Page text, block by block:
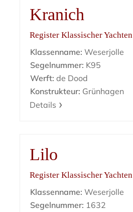
Kranich
Register Klassischer Yachten
Klassenname: Weserjolle
Segelnummer: K95
Werft: de Dood
Konstrukteur: Grünhagen
Details
Lilo
Register Klassischer Yachten
Klassenname: Weserjolle
Segelnummer: 1632